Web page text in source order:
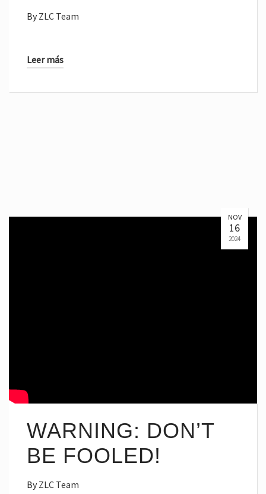
ByZLC Team
Leer más
NOV
16
2024
WARNING: DON’T
BE FOOLED!
ByZLC Team